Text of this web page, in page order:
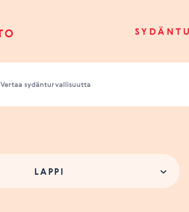
Vertaa sydänturvallisuutta
LAPPI